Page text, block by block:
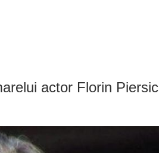
actor Florin Piersic